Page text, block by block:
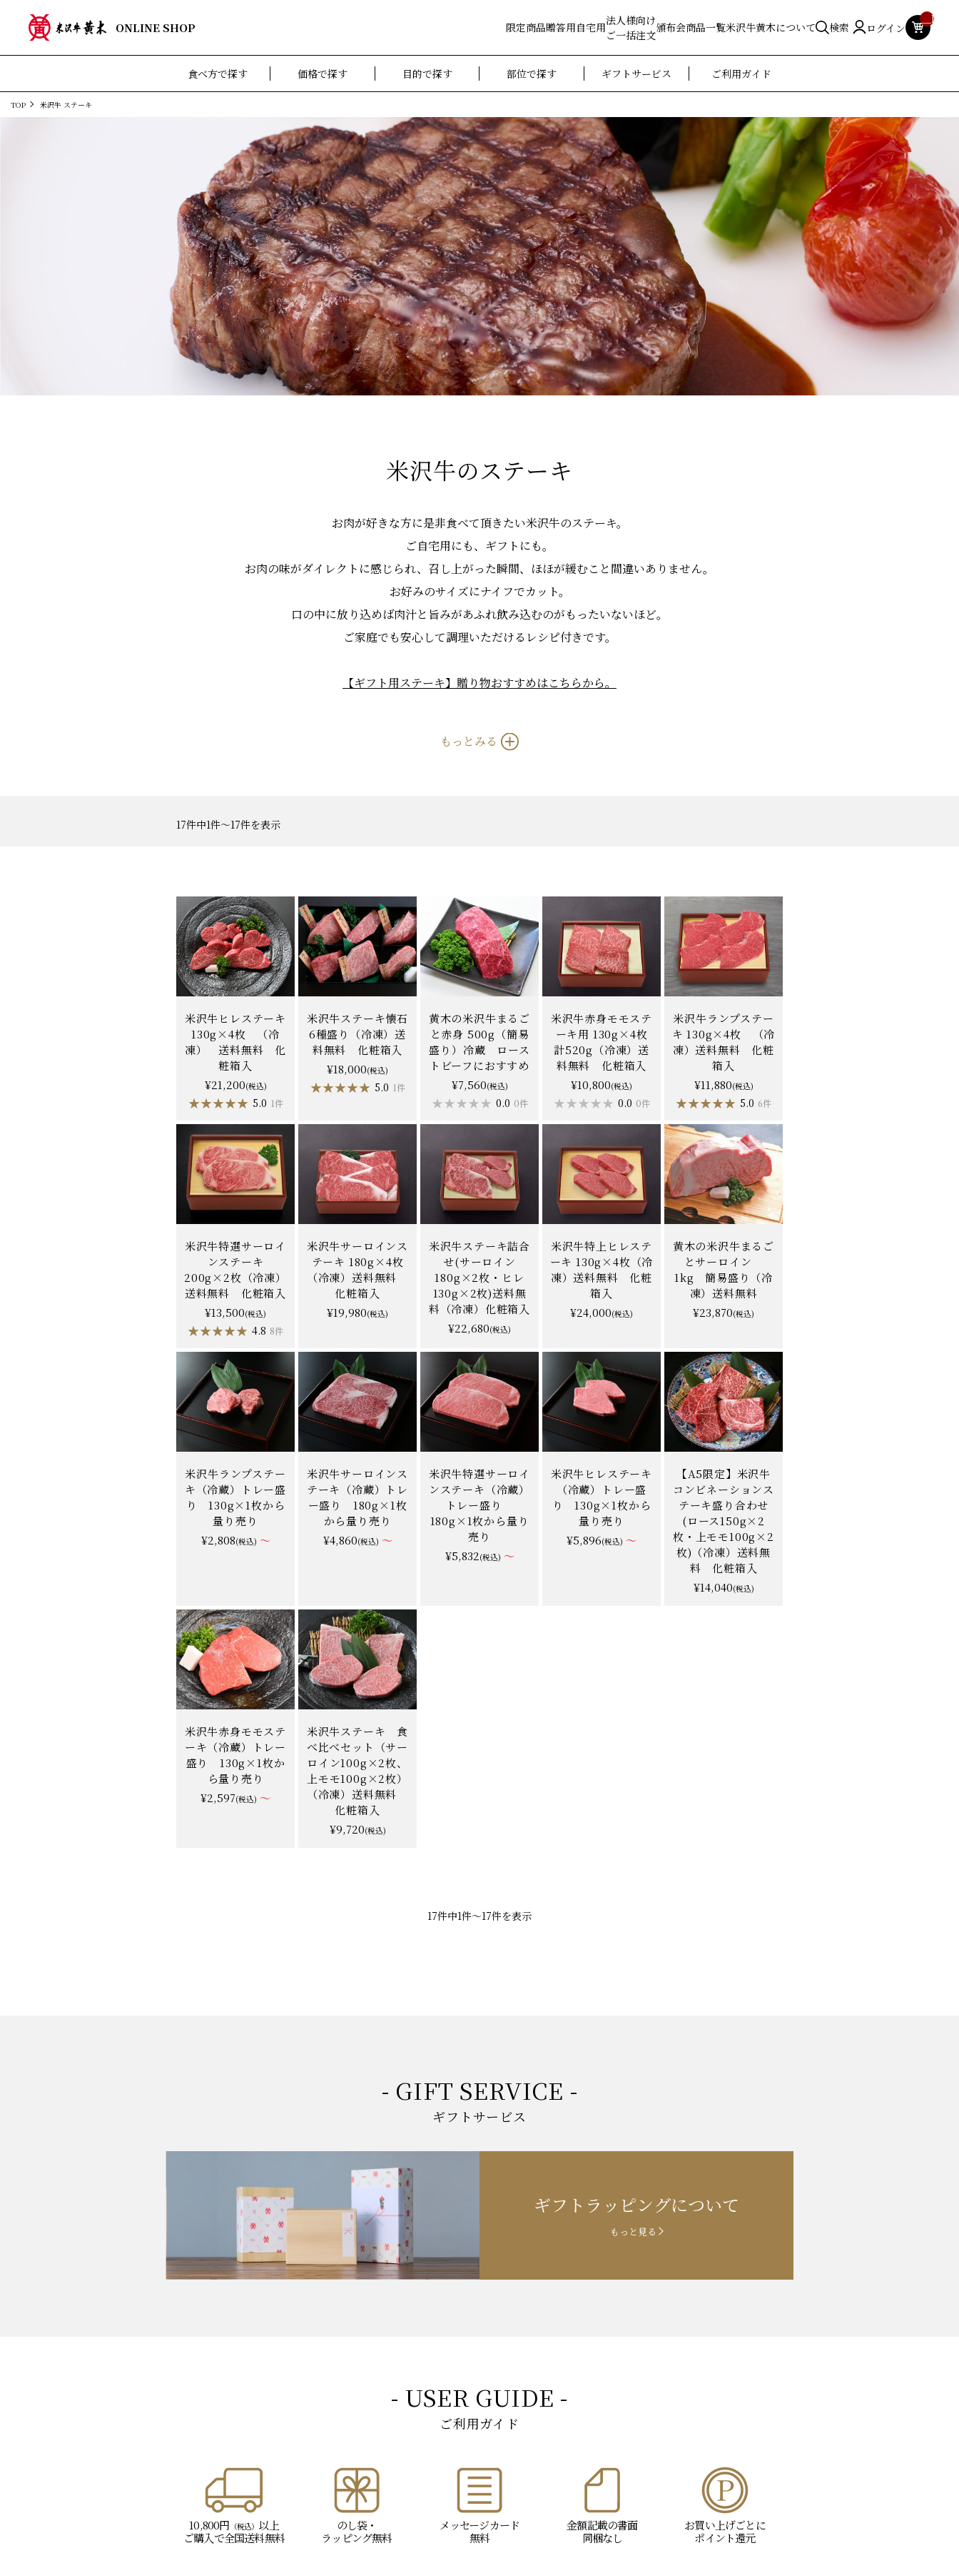
ONLINE SHOP 限定商品贈答用自宅用
法人様向け
ご一括注文
頒布会商品一覧米沢牛黄木について 検索 ログイン
食べ方で探す 価格で探す 目的で探す 部位で探す ギフトサービス ご利用ガイド
TOP 米沢牛 ステーキ
米沢牛のステーキ
お肉が好きな方に是非食べて頂きたい米沢牛のステーキ。
ご自宅用にも、ギフトにも。
お肉の味がダイレクトに感じられ、召し上がった瞬間、ほほが緩むこと間違いありません。
お好みのサイズにナイフでカット。
口の中に放り込めば肉汁と旨みがあふれ飲み込むのがもったいないほど。
ご家庭でも安心して調理いただけるレシピ付きです。
【ギフト用ステーキ】贈り物おすすめはこちらから。
17件中1件〜17件を表示
米沢牛ヒレステーキ
130g×4枚 （冷
凍） 送料無料 化
粧箱入
¥21,200(税込)
★★★★★
★★★★★ 5.0 1件
米沢牛ステーキ懐石
6種盛り（冷凍）送
料無料 化粧箱入
¥18,000(税込)
★★★★★
★★★★★ 5.0 1件
黄木の米沢牛まるご
と赤身 500g（簡易
盛り）冷蔵 ロース
トビーフにおすすめ
¥7,560(税込)
★★★★★
★★★★★ 0.0 0件
米沢牛赤身モモステ
ーキ用 130g×4枚
計520g（冷凍）送
料無料 化粧箱入
¥10,800(税込)
★★★★★
★★★★★ 0.0 0件
米沢牛ランプステー
キ 130g×4枚 （冷
凍）送料無料 化粧
箱入
¥11,880(税込)
★★★★★
★★★★★ 5.0 6件
米沢牛特選サーロイ
ンステーキ
200g×2枚（冷凍）
送料無料 化粧箱入
¥13,500(税込)
★★★★★
★★★★★ 4.8 8件
米沢牛サーロインス
テーキ 180g×4枚
（冷凍）送料無料
化粧箱入
¥19,980(税込)
米沢牛ステーキ詰合
せ(サーロイン
180g×2枚・ヒレ
130g×2枚)送料無
料（冷凍）化粧箱入
¥22,680(税込)
米沢牛特上ヒレステ
ーキ 130g×4枚（冷
凍）送料無料 化粧
箱入
¥24,000(税込)
黄木の米沢牛まるご
とサーロイン
1kg 簡易盛り（冷
凍）送料無料
¥23,870(税込)
米沢牛ランプステー
キ（冷蔵）トレー盛
り 130g×1枚から
量り売り
¥2,808(税込) ～
米沢牛サーロインス
テーキ（冷蔵）トレ
ー盛り 180g×1枚
から量り売り
¥4,860(税込) ～
米沢牛特選サーロイ
ンステーキ（冷蔵）
トレー盛り
180g×1枚から量り
売り
¥5,832 (税込) ～
米沢牛ヒレステーキ
（冷蔵）トレー盛
り 130g×1枚から
量り売り
¥5,896(税込) ～
【A5限定】米沢牛
コンビネーションス
テーキ盛り合わせ
(ロース150g×2
枚・上モモ100g×2
枚)（冷凍）送料無
料 化粧箱入
¥14,040(税込)
米沢牛赤身モモステ
ーキ（冷蔵）トレー
盛り 130g×1枚か
ら量り売り
¥2,597(税込) ～
米沢牛ステーキ 食
べ比べセット（サー
ロイン100g×2枚、
上モモ100g×2枚）
（冷凍）送料無料
化粧箱入
¥9,720(税込)
17件中1件〜17件を表示
- GIFT SERVICE -
ギフトサービス
ギフトラッピングについて
もっと見る
- USER GUIDE -
ご利用ガイド
10,800円 （税込） 以上
ご購入で全国送料無料
のし袋・
ラッピング無料
メッセージカード
無料
金額記載の書面
同梱なし
お買い上げごとに
ポイント還元